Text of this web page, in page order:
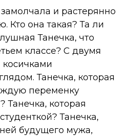
и растерянно
Кто она такая? Та ли
Танечка, что
классе? С двумя
Танечка, которая
переменку
Танечка, которая
Танечка,
будущего мужа,